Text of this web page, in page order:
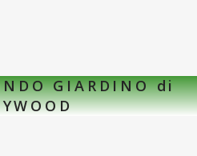
GIARDINO di